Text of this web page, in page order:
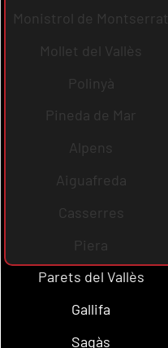
Monistrol de Montserrat
Mollet del Vallès
Polinyà
Pineda de Mar
Alpens
Aiguafreda
Casserres
Piera
Parets del Vallès
Gallifa
Sagàs